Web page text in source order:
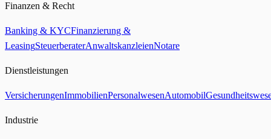
Finanzen & Recht
Banking & KYCFinanzierung &
LeasingSteuerberaterAnwaltskanzleienNotare
Dienstleistungen
VersicherungenImmobilienPersonalwesenAutomobil
Industrie